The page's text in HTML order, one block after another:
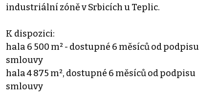
industriální zóně v Srbicích u Teplic.
K dispozici:
hala 6 500 m² - dostupné 6 měsíců od podpisu
smlouvy
hala 4 875 m², dostupné 6 měsíců od podpisu
smlouvy